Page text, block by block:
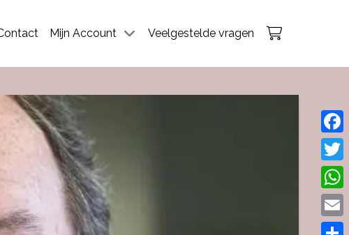
Mijn Account Veelgestelde vragen
Email